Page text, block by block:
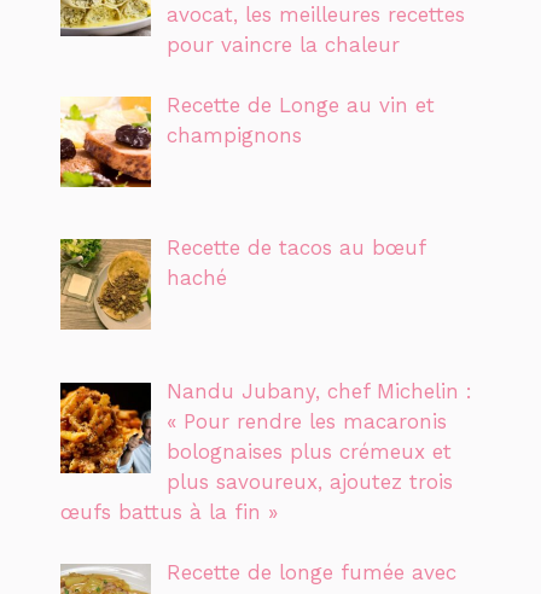
avocat, les meilleures recettes
pour vaincre la chaleur
Recette de Longe au vin et
champignons
Recette de tacos au bœuf
haché
Nandu Jubany, chef Michelin :
« Pour rendre les macaronis
bolognaises plus crémeux et
plus savoureux, ajoutez trois
œufs battus à la fin »
Recette de longe fumée avec